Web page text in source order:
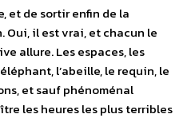
et de sortir enfin de la
il est vrai, et chacun le
allure. Les espaces, les
l’abeille, le requin, le
et sauf phénoménal
les heures les plus terribles